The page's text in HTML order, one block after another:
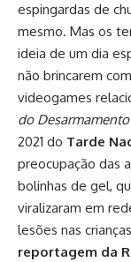
espingardas de
mesmo. Mas os
ideia de um dia
não brincarem
videogames
do
2021 do Tarde
preocupação das
bolinhas de gel,
viralizaram em
lesões nas
reportagem da